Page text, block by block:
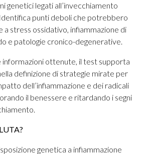
genetici legati all’invecchiamento
punti deboli che potrebbero
a stress ossidativo, infiammazione di
e patologie cronico-degenerative.
informazioni ottenute, il test supporta
definizione di strategie mirate per
dell’infiammazione e dei radicali
il benessere e ritardando i segni
genetica a infiammazione